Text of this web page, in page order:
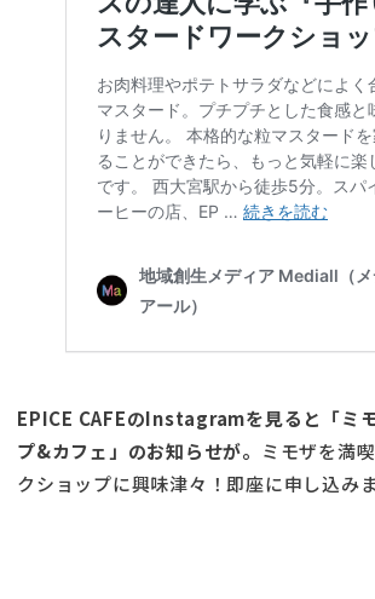
EPICE CAFEのInstagramを見ると「ミ
プ&カフェ」のお知らせが。 ミモザを満
クショップに興味津々！即座に申し込みま